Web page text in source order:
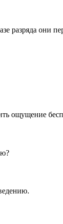
разряда они
ощущение